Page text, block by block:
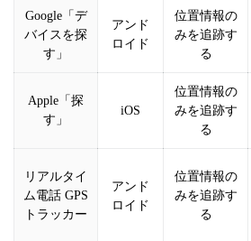
Google「デ
バイスを探
す」
アンド
ロイド
位置情報の
みを追跡す
る
Apple「探
す」
iOS
位置情報の
みを追跡す
る
リアルタイ
ム電話 GPS
トラッカー
アンド
ロイド
位置情報の
みを追跡す
る